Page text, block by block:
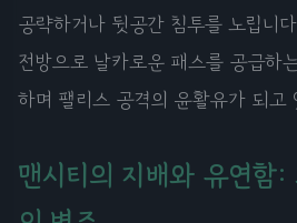
공략하거나 뒷공간 침투를 노립니
전방으로 날카로운 패스를 공급하
하며 팰리스 공격의 윤활유가 되고
맨시티의 지배와 유연함